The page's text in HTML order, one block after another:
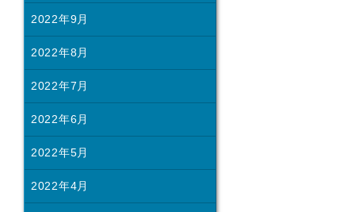
2022年9月
2022年8月
2022年7月
2022年6月
2022年5月
2022年4月